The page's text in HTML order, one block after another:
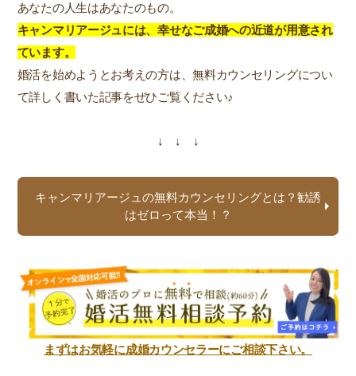
あなたの人生はあなたのもの。
キャンマリアージュには、幸せなご成婚への近道が用意され
ています。
婚活を始めようとお考えの方は、無料カウンセリングについ
て詳しく書いた記事をぜひご覧ください♪
↓ ↓ ↓
キャンマリアージュの無料カウンセリングとは？勧誘
はゼロって本当！？
まずはお気軽に成婚カウンセラーにご相談下さい。